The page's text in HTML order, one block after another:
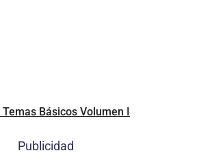
Básicos Volumen I
Publicidad